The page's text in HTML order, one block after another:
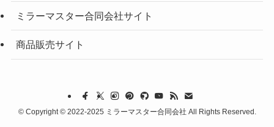
ミラーマスター合同会社サイト
商品販売サイト
©Copyright © 2022-2025 ミラーマスター合同会社 All Rights Reserved.